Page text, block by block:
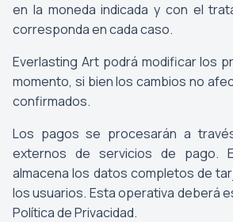
en la moneda indicada y con el
corresponda en cada caso.
Everlasting Art podrá modificar los
momento, si bien los cambios no
confirmados.
Los pagos se procesarán a
externos de servicios de pago.
almacena los datos completos de
los usuarios. Esta operativa deberá
Política de Privacidad.